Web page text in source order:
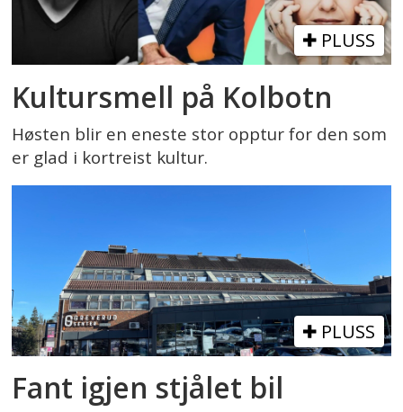
PLUSS
Kultursmell på Kolbotn
Høsten blir en eneste stor opptur for den som
er glad i kortreist kultur.
PLUSS
Fant igjen stjålet bil